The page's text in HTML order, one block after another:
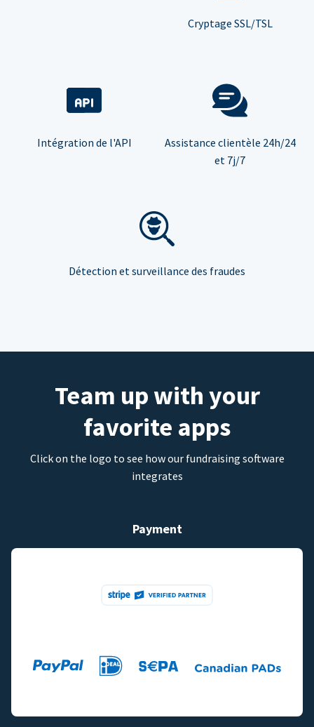
Cryptage SSL/TSL
Intégration de l'API
Assistance clientèle 24h/24
et 7j/7
Détection et surveillance des fraudes
Team up with your
favorite apps
Click on the logo to see how our fundraising software
integrates
Payment